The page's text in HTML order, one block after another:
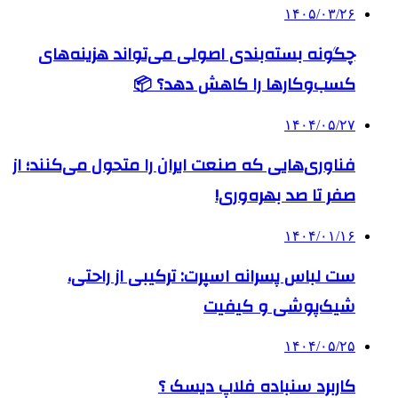
۱۴۰۵/۰۳/۲۶
چگونه بسته‌بندی اصولی می‌تواند هزینه‌های
کسب‌وکارها را کاهش دهد؟ 📦
۱۴۰۴/۰۵/۲۷
فناوری‌هایی که صنعت ایران را متحول می‌کنند؛ از
صفر تا صد بهره‌وری!
۱۴۰۴/۰۱/۱۶
ست لباس پسرانه اسپرت: ترکیبی از راحتی،
شیک‌پوشی و کیفیت
۱۴۰۴/۰۵/۲۵
کاربرد سنباده فلاپ دیسک ؟